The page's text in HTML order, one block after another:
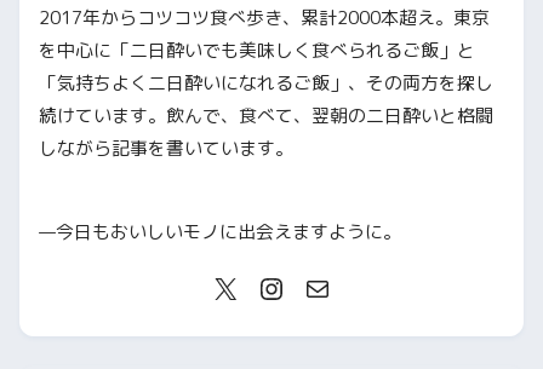
2017年からコツコツ食べ歩き、累計2000本超え。東京
を中心に「二日酔いでも美味しく食べられるご飯」と
「気持ちよく二日酔いになれるご飯」、その両方を探し
続けています。飲んで、食べて、翌朝の二日酔いと格闘
しながら記事を書いています。
—今日もおいしいモノに出会えますように。